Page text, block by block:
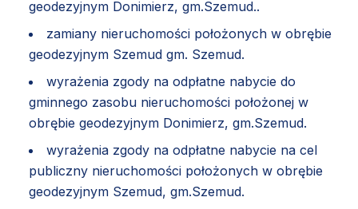
geodezyjnym Donimierz, gm.Szemud..
zamiany nieruchomości położonych w obrębie
geodezyjnym Szemud gm. Szemud.
wyrażenia zgody na odpłatne nabycie do
gminnego zasobu nieruchomości położonej w
obrębie geodezyjnym Donimierz, gm.Szemud.
wyrażenia zgody na odpłatne nabycie na cel
publiczny nieruchomości położonych w obrębie
geodezyjnym Szemud, gm.Szemud.